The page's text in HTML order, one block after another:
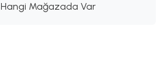
Hangi Mağazada Var